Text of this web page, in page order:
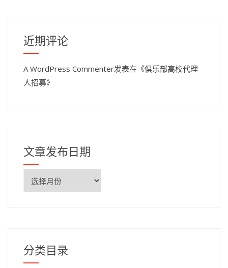
近期评论
A WordPress Commenter发表在《俱乐部高校代理
人招募》
文章发布日期
期
分类目录